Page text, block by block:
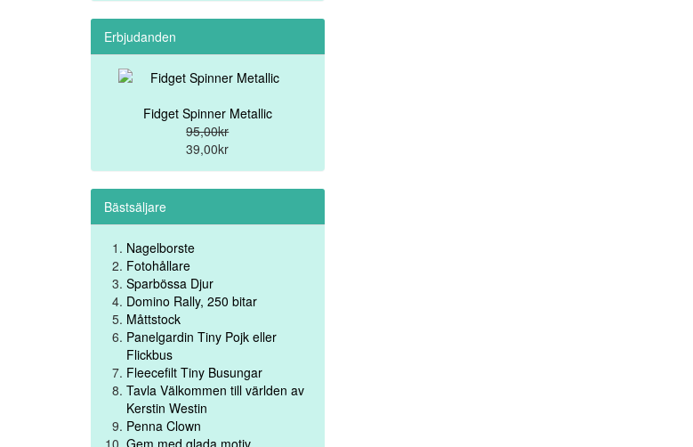
Erbjudanden
Fidget Spinner Metallic
95,00kr
39,00kr
Bästsäljare
Nagelborste
Fotohållare
Sparbössa Djur
Domino Rally, 250 bitar
Måttstock
Panelgardin Tiny Pojk eller
Flickbus
Fleecefilt Tiny Busungar
Tavla Välkommen till världen av
Kerstin Westin
Penna Clown
Gem med glada motiv